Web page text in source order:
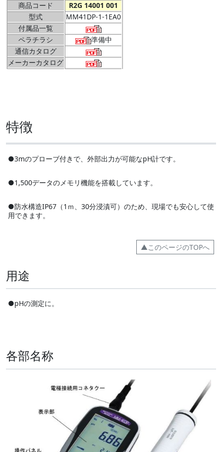
商品コード
R2G 14001 001
型式
MM41DP-1-1EA0
付属品一覧
ペラチラシ
準備中
通信カタログ
メーカーカタログ
特徴
●3mのプローブ付きで、外部出力が可能なpH計です。
●1,500データのメモリ機能を搭載しています。
●防水構造IP67（1ｍ、30分浸漬可）のため、現場でも安心して使
用できます。
▲このページのTOPへ
用途
●pHの測定に。
各部名称